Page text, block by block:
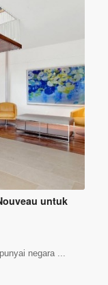
untuk
negara ...